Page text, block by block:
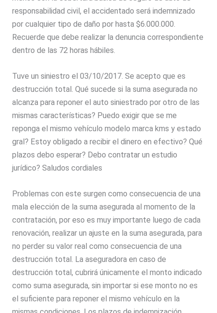
responsabilidad civil, el accidentado será indemnizado
por cualquier tipo de daño por hasta $6.000.000.
Recuerde que debe realizar la denuncia correspondiente
dentro de las 72 horas hábiles.
Tuve un siniestro el 03/10/2017. Se acepto que es
destrucción total. Qué sucede si la suma asegurada no
alcanza para reponer el auto siniestrado por otro de las
mismas características? Puedo exigir que se me
reponga el mismo vehículo modelo marca kms y estado
gral? Estoy obligado a recibir el dinero en efectivo? Qué
plazos debo esperar? Debo contratar un estudio
jurídico? Saludos cordiales
Problemas con este surgen como consecuencia de una
mala elección de la suma asegurada al momento de la
contratación, por eso es muy importante luego de cada
renovación, realizar un ajuste en la suma asegurada, para
no perder su valor real como consecuencia de una
destrucción total. La aseguradora en caso de
destrucción total, cubrirá únicamente el monto indicado
como suma asegurada, sin importar si ese monto no es
el suficiente para reponer el mismo vehículo en la